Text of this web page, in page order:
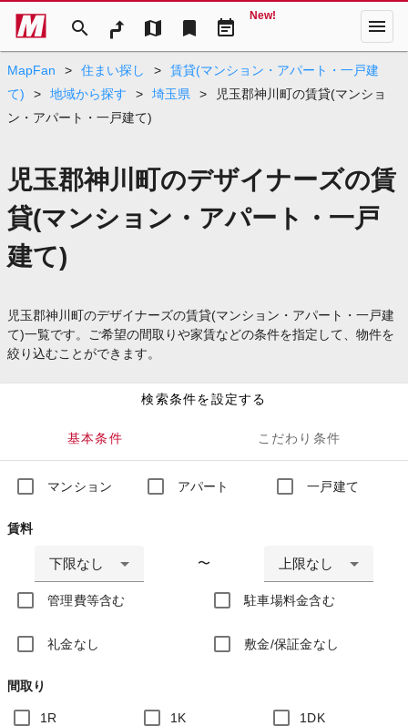
search map bookmark event_note
New! menu
MapFan > 住まい探し >
賃貸(マンション・アパート・一戸建
て)
> 地域から探す > 埼玉県 >
児玉郡神川町の賃貸(マンショ
ン・アパート・一戸建て)
児玉郡神川町のデザイナーズの賃
貸(マンション・アパート・一戸
建て)
児玉郡神川町のデザイナーズの賃貸(マンション・アパート・一戸建
て)一覧です。ご希望の間取りや家賃などの条件を指定して、物件を
絞り込むことができます。
検索条件を設定する
基本条件 こだわり条件
マンション アパート 一戸建て
賃料
下限なし 〜 上限なし
管理費等含む 駐車場料金含む
礼金なし 敷金/保証金なし
間取り
1R 1K 1DK